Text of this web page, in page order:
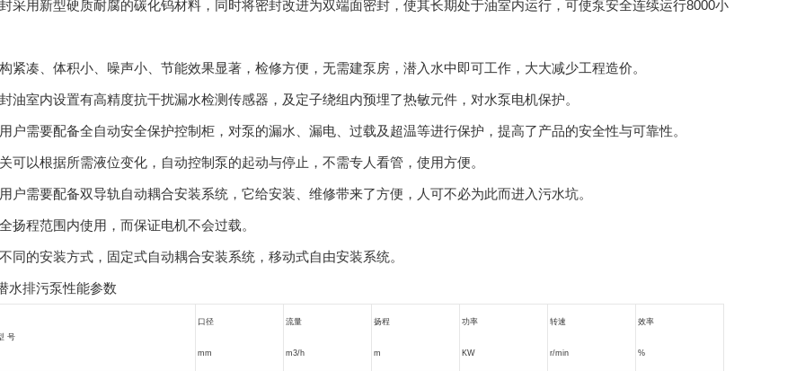
采用新型硬质耐腐的碳化钨材料，同时将密封改进为双端面密封，使其长期处于油室内运行，可使泵安全连续运行8000小
紧凑、体积小、噪声小、节能效果显著，检修方便，无需建泵房，潜入水中即可工作，大大减少工程造价。
油室内设置有高精度抗干扰漏水检测传感器，及定子绕组内预埋了热敏元件，对水泵电机保护。
户需要配备全自动安全保护控制柜，对泵的漏水、漏电、过载及超温等进行保护，提高了产品的安全性与可靠性。
可以根据所需液位变化，自动控制泵的起动与停止，不需专人看管，使用方便。
户需要配备双导轨自动耦合安装系统，它给安装、维修带来了方便，人可不必为此而进入污水坑。
扬程范围内使用，而保证电机不会过载。
同的安装方式，固定式自动耦合安装系统，移动式自由安装系统。
水排污泵性能参数
号
口径
mm
流量
m3/h
扬程
m
功率
KW
转速
r/min
效率
%